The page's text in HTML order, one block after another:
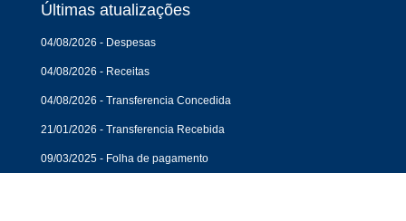
Últimas atualizações
04/08/2026 - Despesas
04/08/2026 - Receitas
04/08/2026 - Transferencia Concedida
21/01/2026 - Transferencia Recebida
09/03/2025 - Folha de pagamento